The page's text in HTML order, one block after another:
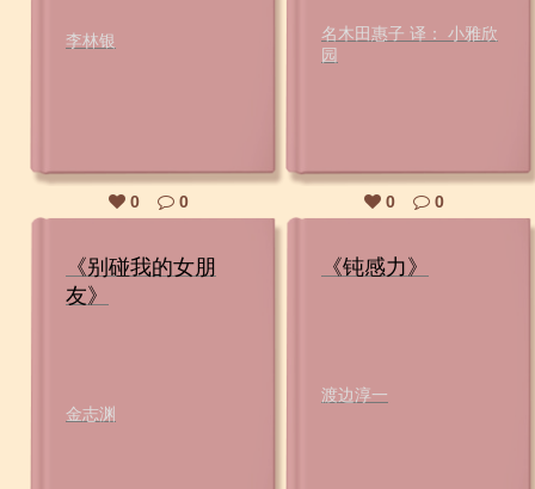
李林银
0 0
名木田惠子 译： 小雅欣
园
0 0
《别碰我的女朋
友》
金志渊
《钝感力》
渡边淳一